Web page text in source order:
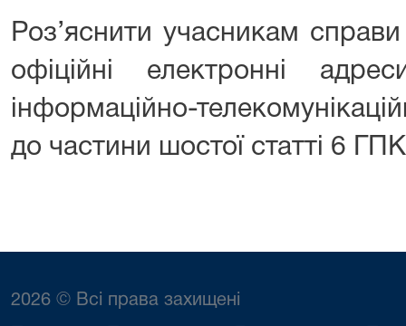
Роз’яснити учасникам
офіційні електронні
інформаційно-
до частини шостої статті 6
2026 © Всі права захищені